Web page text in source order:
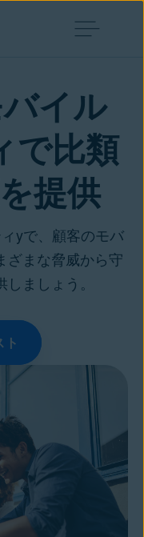
イル
で比類
提供
yで、顧客のモバ
ざまな脅威から守
ましょう。